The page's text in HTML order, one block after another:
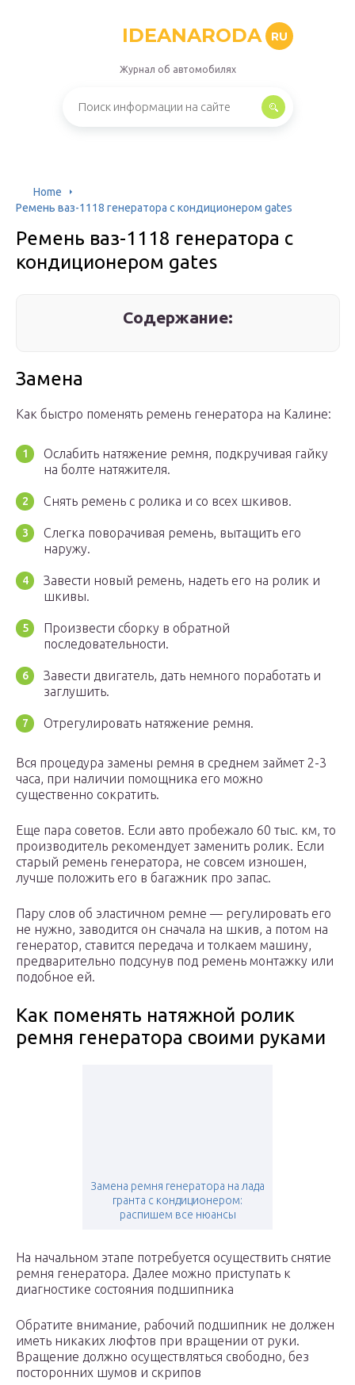
IDEANARODA RU
Журнал об автомобилях
Home
Ремень ваз-1118 генератора с кондиционером gates
Ремень ваз-1118 генератора с
кондиционером gates
Содержание:
Замена
Как быстро поменять ремень генератора на Калине:
Ослабить натяжение ремня, подкручивая гайку
на болте натяжителя.
Снять ремень с ролика и со всех шкивов.
Слегка поворачивая ремень, вытащить его
наружу.
Завести новый ремень, надеть его на ролик и
шкивы.
Произвести сборку в обратной
последовательности.
Завести двигатель, дать немного поработать и
заглушить.
Отрегулировать натяжение ремня.
Вся процедура замены ремня в среднем займет 2-3
часа, при наличии помощника его можно
существенно сократить.
Еще пара советов. Если авто пробежало 60 тыс. км, то
производитель рекомендует заменить ролик. Если
старый ремень генератора, не совсем изношен,
лучше положить его в багажник про запас.
Пару слов об эластичном ремне — регулировать его
не нужно, заводится он сначала на шкив, а потом на
генератор, ставится передача и толкаем машину,
предварительно подсунув под ремень монтажку или
подобное ей.
Как поменять натяжной ролик
ремня генератора своими руками
Замена ремня генератора на лада
гранта с кондиционером:
распишем все нюансы
На начальном этапе потребуется осуществить снятие
ремня генератора. Далее можно приступать к
диагностике состояния подшипника
Обратите внимание, рабочий подшипник не должен
иметь никаких люфтов при вращении от руки.
Вращение должно осуществляться свободно, без
посторонних шумов и скрипов